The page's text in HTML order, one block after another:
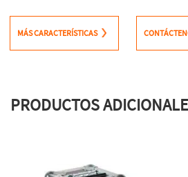
MÁS CARACTERÍSTICAS
PRODUCTOS